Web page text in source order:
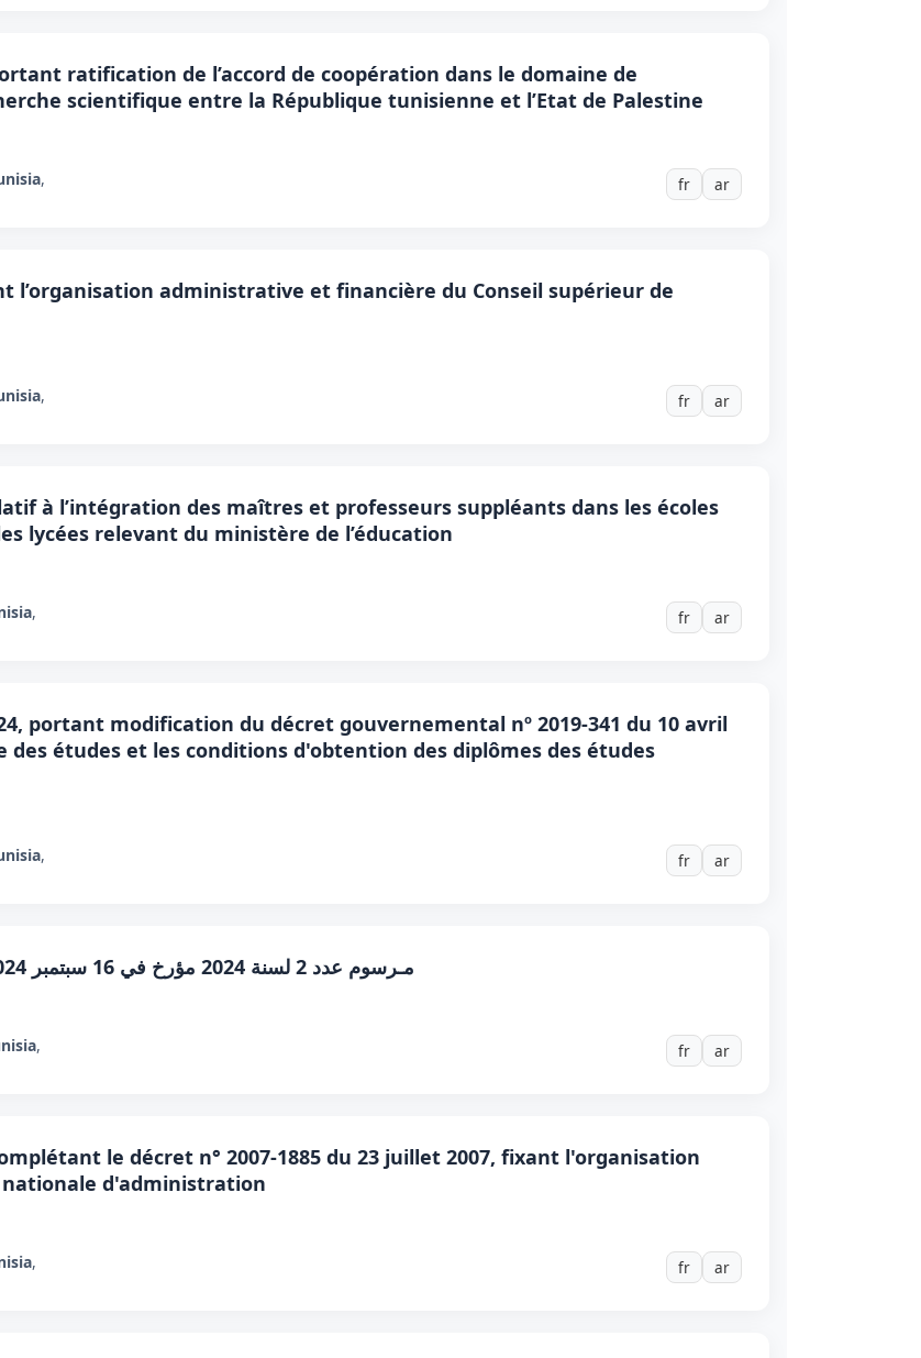
ratification de l’accord de coopération dans le domaine de
scientifique entre la République tunisienne et l’Etat de Palestine
, fr ar
l’organisation administrative et financière du Conseil supérieur de
, fr ar
à l’intégration des maîtres et professeurs suppléants dans les écoles
lycées relevant du ministère de l’éducation
, fr ar
portant modification du décret gouvernemental nº 2019-341 du 10 avril
des études et les conditions d'obtention des diplômes des études
, fr ar
مـرسوم عدد 2 لسنة 2024 مؤرخ في 16 سبتمبر 2024 يتعلّق بتنظيم المجلس الأعلى للتّربية والتّعليم
, fr ar
le décret n° 2007-1885 du 23 juillet 2007, fixant l'organisation
d'administration
, fr ar